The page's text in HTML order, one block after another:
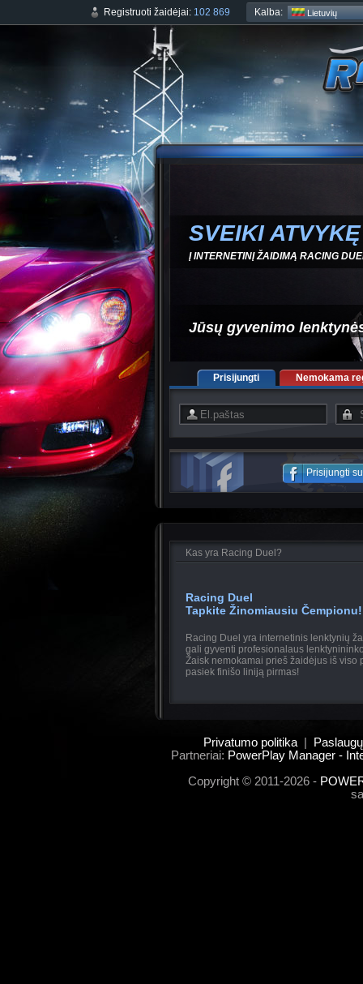
Registruoti žaidėjai: 102 869 Kalba: Lietuvių
SVEIKI ATVYKĘ
Į INTERNETINĮ ŽAIDIMĄ RACING
Jūsų gyvenimo
Prisijungti Nemokama
Prisijungti
Kas yra Racing Duel?
Racing Duel
Tapkite Žinomiausiu Čempionu!
Racing Duel yra internetinis lenktynių
gali gyventi profesionalaus
Žaisk nemokamai prieš žaidėjus iš viso
pasiek finišo liniją pirmas!
Privatumo politika
Partneriai: PowerPlay Manager -
Copyright © 2011-2026 -